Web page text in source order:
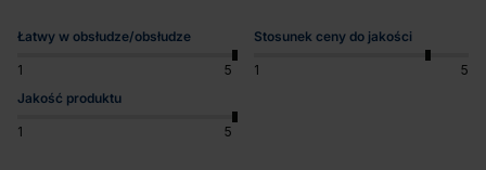
Łatwy w obsłudze/obsłudze
1 5
Stosunek ceny do jakości
1
5
Jakość produktu
1 5